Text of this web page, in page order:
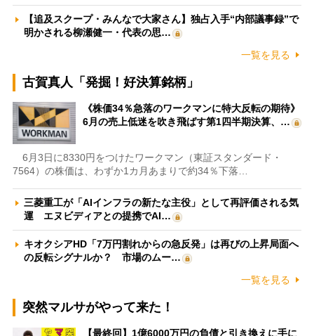
【追及スクープ・みんなで大家さん】独占入手“内部議事録”で
明かされる柳瀬健一・代表の思…
一覧を見る
古賀真人「発掘！好決算銘柄」
《株価34％急落のワークマンに特大反転の期待》
6月の売上低迷を吹き飛ばす第1四半期決算、…
6月3日に8330円をつけたワークマン（東証スタンダード・
7564）の株価は、わずか1カ月あまりで約34％下落…
三菱重工が「AIインフラの新たな主役」として再評価される気
運 エヌビディアとの提携でAI…
キオクシアHD「7万円割れからの急反発」は再びの上昇局面へ
の反転シグナルか？ 市場のムー…
一覧を見る
突然マルサがやって来た！
【最終回】1億6000万円の負債と引き換えに手に